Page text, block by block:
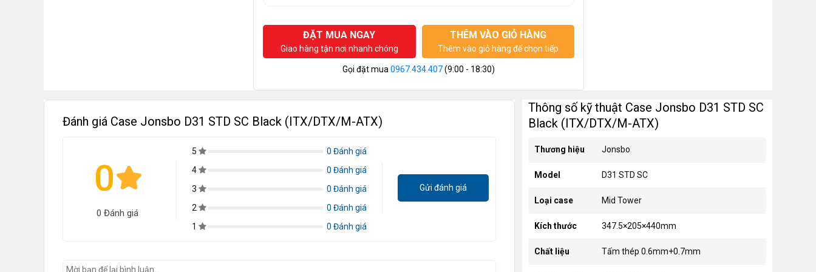
ĐẶT MUA NGAY
Giao hàng tận nơi nhanh chóng
THÊM VÀO GIỎ HÀNG
Thêm vào giỏ hàng để chọn tiếp
Gọi đặt mua 0967.434.407(9:00 - 18:30)
Đánh giá Case Jonsbo D31 STD SC Black (ITX/DTX/M-ATX)
0
0 Đánh giá
5
0 Đánh giá
4
0 Đánh giá
3
0 Đánh giá
2
0 Đánh giá
1
0 Đánh giá
Gửi đánh giá
Thông số kỹ thuật Case Jonsbo D31 STD SC
Black (ITX/DTX/M-ATX)
Thương hiệu Jonsbo
Model D31 STD SC
Loại case Mid Tower
Kích thước 347.5×205×440mm
Chất liệu Tấm thép 0.6mm+0.7mm